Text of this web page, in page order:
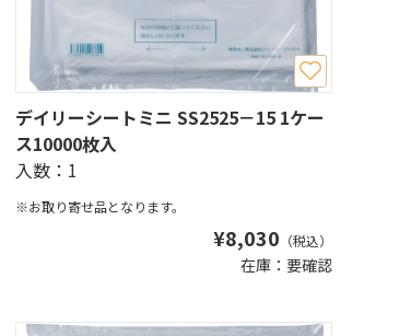
デイリーシートミニ SS2525－15 1ケー
ス10000枚入
入数：1
※お取り寄せ品となります。
¥8,030 （税込）
在庫：要確認